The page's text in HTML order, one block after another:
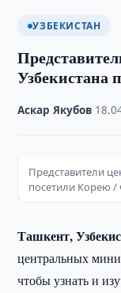
УЗБЕКИСТАН
Узбекистана
Аскар Якубов
Представители
посетили Корею /
Ташкент,
центральных
чтобы узнать и